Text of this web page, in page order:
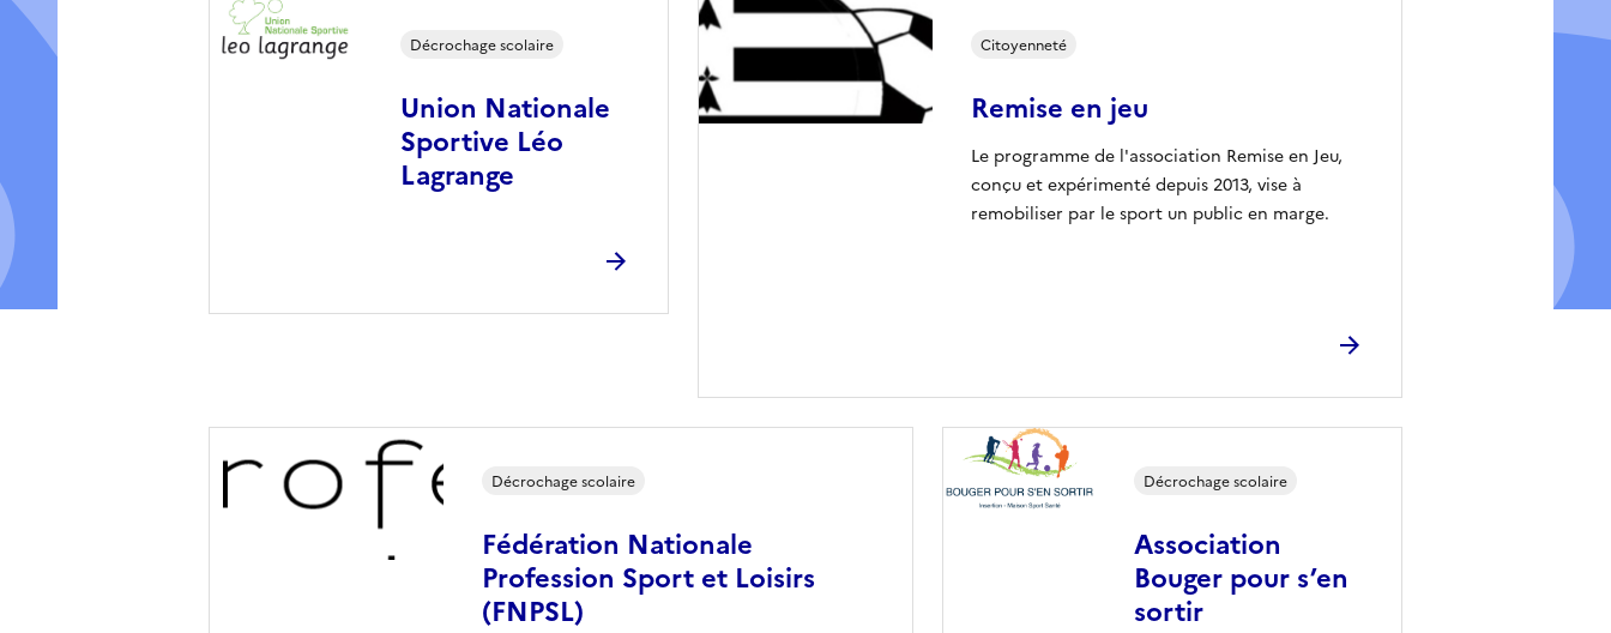
Union Nationale
Sportive Léo
Lagrange
Décrochage scolaire
Remise en jeu
Le programme de l'association Remise en Jeu,
conçu et expérimenté depuis 2013, vise à
remobiliser par le sport un public en marge.
Citoyenneté
Fédération Nationale
Profession Sport et Loisirs
(FNPSL)
Décrochage scolaire
Association
Bouger pour s’en
sortir
Décrochage scolaire